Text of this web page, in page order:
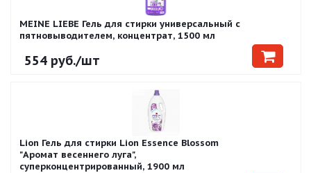
MEINE LIEBE Гель для стирки универсальный с
пятновыводителем, концентрат, 1500 мл
554 руб./шт
Lion Гель для стирки Lion Essence Blossom
"Аромат весеннего луга",
суперконцентрированный, 1900 мл